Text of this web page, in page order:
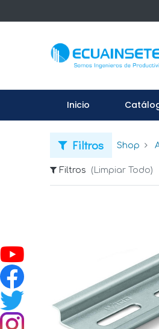
Inicio
Filtros Shop
Filtros (Limpiar Todo)